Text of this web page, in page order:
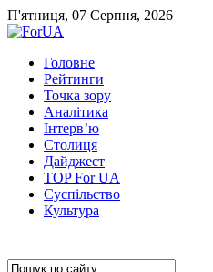
П'ятниця, 07 Серпня, 2026
Головне
Рейтинги
Точка зору
Аналітика
Інтерв’ю
Столиця
Дайджест
TOP For UA
Суспiльство
Культура